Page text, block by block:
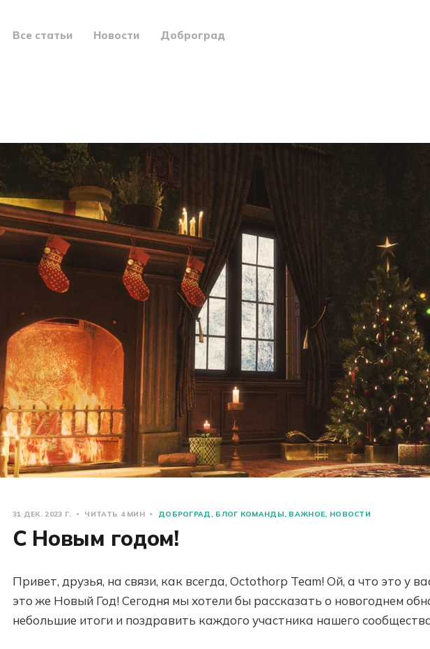
Все статьи Новости Доброград
31 ДЕК. 2023 Г. ЧИТАТЬ 4 МИН ДОБРОГРАД БЛОГ КОМАНДЫ ВАЖНОЕ НОВОСТИ
С Новым годом!
Привет, друзья, на связи, как всегда, Octothorp Team! Ой, а что это у
это же Новый Год! Сегодня мы хотели бы рассказать о новогоднем
небольшие итоги и поздравить каждого участника нашего